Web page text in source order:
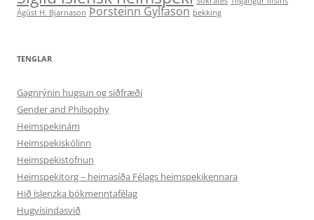
Ágúst H. Bjarnason Þorsteinn Gylfason þekking
TENGLAR
Gagnrýnin hugsun og siðfræði
Gender and Philsophy
Heimspekinám
Heimspekiskólinn
Heimspekistofnun
Heimspekitorg – heimasíða Félags heimspekikennara
Hið íslenzka bókmenntafélag
Hugvísindasvið